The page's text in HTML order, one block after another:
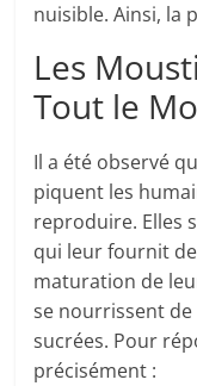
nuisible. Ainsi, la
Les
Tout le
Il a été observé
piquent les
reproduire. Elles
qui leur fournit
maturation de
se nourrissent de
sucrées. Pour
précisément :